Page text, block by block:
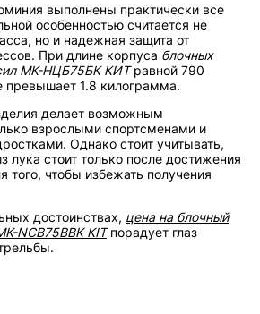
выполнены практически все
особенностью считается не
но и надежная защита от
При длине корпуса блочных
МК-НЦБ75БК КИТравной 790
превышает 1.8 килограмма.
делает возможным
взрослыми спортсменами и
Однако стоит учитывать,
лука стоит только после достижения
того, чтобы избежать получения
достоинствах, цена на блочный
NCB75BBK KITпорадует глаз